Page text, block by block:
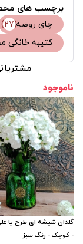
برچسب های
چای روضه(27)
کتیبه خانگی
ناموجود
گلدان شیشه ای طرح یا
- کوچک - رنگ سبز